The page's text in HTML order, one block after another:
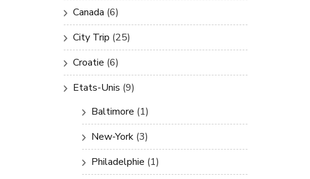
Canada (6)
City Trip (25)
Croatie (6)
Etats-Unis (9)
Baltimore (1)
New-York (3)
Philadelphie (1)